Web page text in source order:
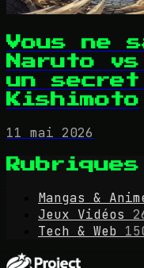
Vous ne
Naruto vs
un
Kishimoto
11 mai 2026
Rubriques
Mangas &
Jeux Vidéos
Tech & Web